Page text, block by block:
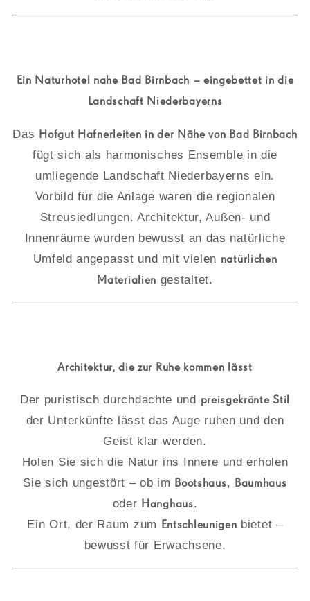
Ein Naturhotel nahe Bad Birnbach – eingebettet in die
Landschaft Niederbayerns
Das Hofgut Hafnerleiten in der Nähe von Bad Birnbach
fügt sich als harmonisches Ensemble in die
umliegende Landschaft Niederbayerns ein.
Vorbild für die Anlage waren die regionalen
Streusiedlungen. Architektur, Außen- und
Innenräume wurden bewusst an das natürliche
Umfeld angepasst und mit vielen natürlichen
Materialien gestaltet.
Architektur, die zur Ruhe kommen lässt
Der puristisch durchdachte und preisgekrönte Stil
der Unterkünfte lässt das Auge ruhen und den
Geist klar werden.
Holen Sie sich die Natur ins Innere und erholen
Sie sich ungestört – ob im Bootshaus, Baumhaus
oder Hanghaus.
Ein Ort, der Raum zum Entschleunigen bietet –
bewusst für Erwachsene.